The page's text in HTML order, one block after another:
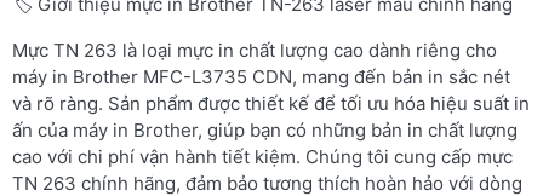
Mực TN 263 là loại mực in chất lượng cao dành riêng cho
máy in Brother MFC-L3735 CDN, mang đến bản in sắc nét
và rõ ràng. Sản phẩm được thiết kế để tối ưu hóa hiệu suất in
ấn của máy in Brother, giúp bạn có những bản in chất lượng
cao với chi phí vận hành tiết kiệm. Chúng tôi cung cấp mực
TN 263 chính hãng, đảm bảo tương thích hoàn hảo với dòng